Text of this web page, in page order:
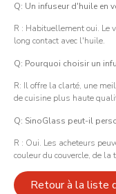
Q: Un infuseur d'huile en
R : Habituellement oui. Le
long contact avec l'huile.
Q: Pourquoi choisir un
R: Il offre la clarté, une
de cuisine plus haute
Q: SinoGlass peut-il
R : Oui. Les acheteurs
couleur du couvercle, de
Retour à la liste